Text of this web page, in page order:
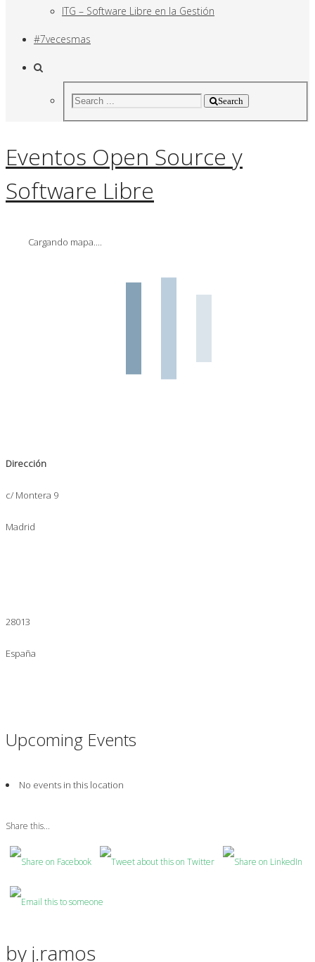
ITG – Software Libre en la Gestión
#7vecesmas
Search
Eventos Open Source y
Software Libre
Cargando mapa....
Dirección
c/ Montera 9
Madrid
28013
España
Upcoming Events
No events in this location
Share this...
by j.ramos